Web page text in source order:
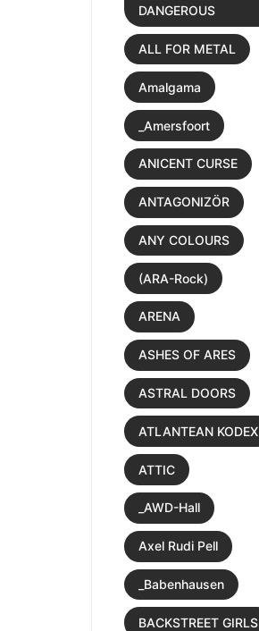
DANGEROUS
ALL FOR METAL
Amalgama
_Amersfoort
ANICENT CURSE
ANTAGONIZÖR
ANY COLOURS
(ARA-Rock)
ARENA
ASHES OF ARES
ASTRAL DOORS
ATLANTEAN KODEX
ATTIC
_AWD-Hall
Axel Rudi Pell
_Babenhausen
BACKSTREET GIRLS